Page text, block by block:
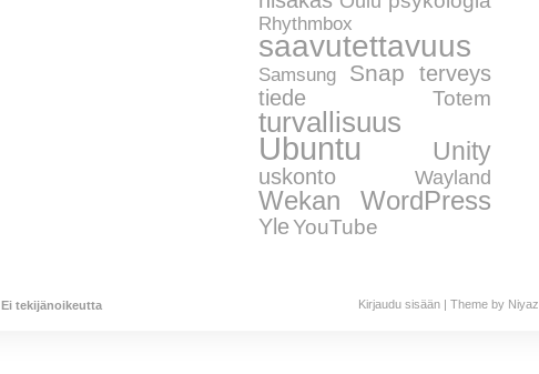
Rhythmbox
saavutettavuus
Samsung Snap terveys
tiede Totem
turvallisuus
Ubuntu Unity
uskonto Wayland
Wekan WordPress
YleYouTube
Kirjaudu sisään| Theme by Niyaz
Ei tekijänoikeutta